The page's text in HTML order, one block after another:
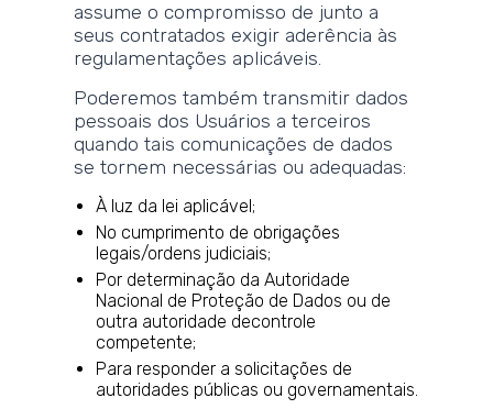
assume o compromisso de junto a
seus contratados exigir aderência às
regulamentações aplicáveis.
Poderemos também transmitir dados
pessoais dos Usuários a terceiros
quando tais comunicações de dados
se tornem necessárias ou adequadas:
À luz da lei aplicável;
No cumprimento de obrigações
legais/ordens judiciais;
Por determinação da Autoridade
Nacional de Proteção de Dados ou de
outra autoridade decontrole
competente;
Para responder a solicitações de
autoridades públicas ou governamentais.